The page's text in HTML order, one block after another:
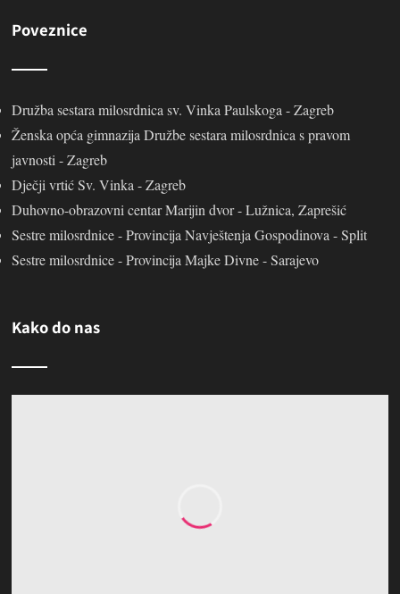
Poveznice
Družba sestara milosrdnica sv. Vinka Paulskoga - Zagreb
Ženska opća gimnazija Družbe sestara milosrdnica s pravom
javnosti - Zagreb
Dječji vrtić Sv. Vinka - Zagreb
Duhovno-obrazovni centar Marijin dvor - Lužnica, Zaprešić
Sestre milosrdnice - Provincija Navještenja Gospodinova - Split
Sestre milosrdnice - Provincija Majke Divne - Sarajevo
Kako do nas